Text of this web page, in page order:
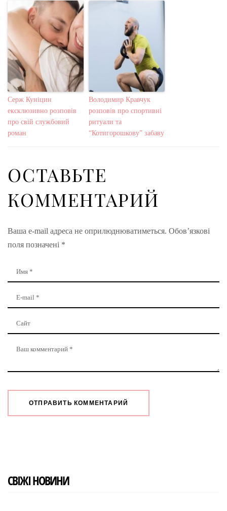
Серж Куніцин
ексклюзивно розповів
про свій службовий
роман
Володимир Кравчук
розповів про спортивні
ритуали та
“Котигорошкову” забаву
ОСТАВЬТЕ
КОММЕНТАРИЙ
Ваша e-mail адреса не оприлюднюватиметься. Обов’язкові
поля позначені *
СВІЖІ НОВИНИ